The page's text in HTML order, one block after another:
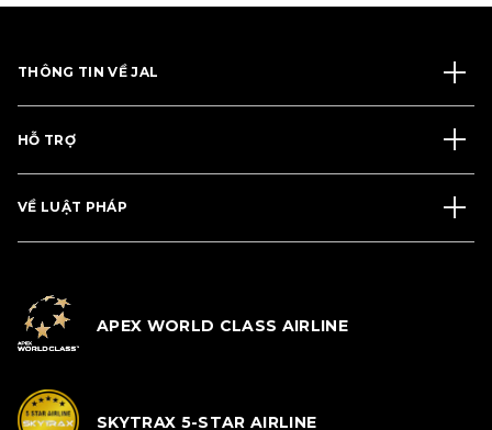
THÔNG TIN VỀ JAL
HỖ TRỢ
VỀ LUẬT PHÁP
APEX WORLD CLASS AIRLINE
SKYTRAX 5-STAR AIRLINE